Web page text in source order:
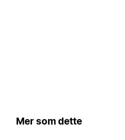
Mer som dette